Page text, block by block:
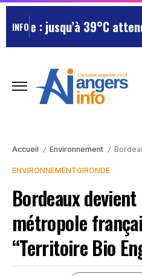
INFO
: jusqu’à 39°C
Accueil / Environnement / Bordeaux
ENVIRONNEMENTGIRONDE
Bordeaux
métropole
“Territoire Bio